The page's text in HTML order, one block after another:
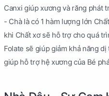
Canxi giúp xương và răng phát
- Chà là có 1 hàm lượng lớn
khi Chất xơ sẽ hỗ trợ cho quá
Folate sẽ giúp giảm khả năng
giúp hỗ trợ hệ xương của Bé